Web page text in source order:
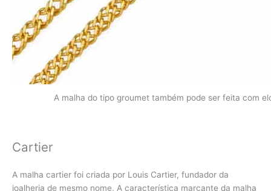
A malha do tipo groumet também pode ser feita com
Cartier
A malha cartier foi criada por Louis Cartier, fundador da
joalheria de mesmo nome. A característica marcante da malha